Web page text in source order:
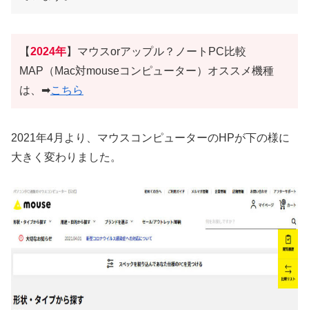
【2024年】マウスorアップル？ノートPC比較
MAP（Mac対mouseコンピューター）オススメ機種
は、➡こちら
2021年4月より、マウスコンピューターのHPが下の様に
大きく変わりました。